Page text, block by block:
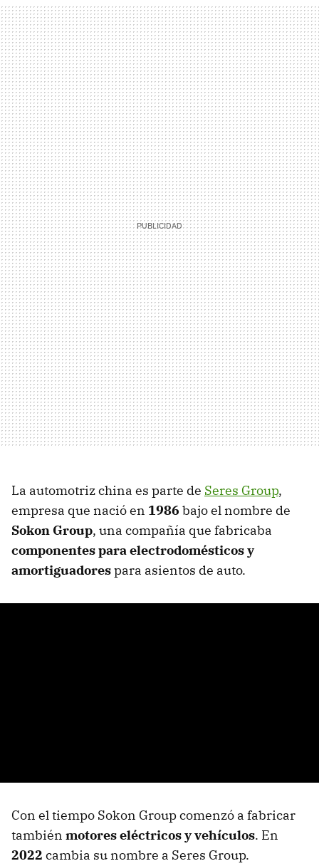
La automotriz china es parte de Seres Group,
empresa que nació en 1986 bajo el nombre de
Sokon Group, una compañía que fabricaba
componentes para electrodomésticos y
amortiguadorespara asientos de auto.
Con el tiempo Sokon Group comenzó a fabricar
también motores eléctricos y vehículos. En
2022 cambia su nombre a Seres Group.